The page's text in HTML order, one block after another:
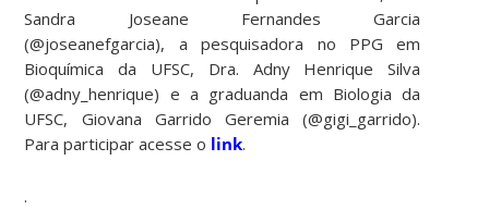
Sandra Joseane Fernandes Garcia
(@joseanefgarcia), a pesquisadora no PPG em
Bioquímica da UFSC, Dra. Adny Henrique Silva
(@adny_henrique) e a graduanda em Biologia da
UFSC, Giovana Garrido Geremia (@gigi_garrido).
Para participar acesse o link.
.